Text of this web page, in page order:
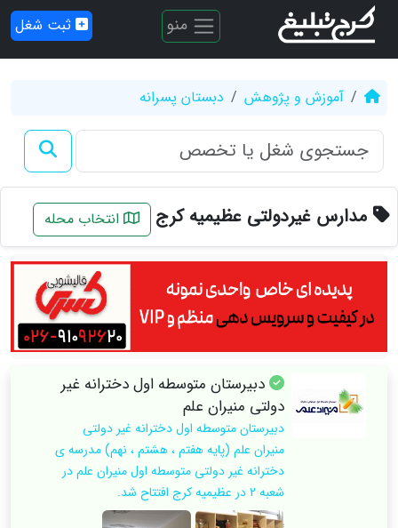
منو ثبت شغل
آموزش و پژوهش دبستان پسرانه
مدارس غیردولتی عظیمیه کرج انتخاب محله
دبیرستان متوسطه اول دخترانه غیر
دولتی منیران علم
دبیرستان متوسطه اول دخترانه غیر دولتی
منیران علم (پایه هفتم ، هشتم ، نهم) مدرسه ی
دخترانه غیر دولتی متوسطه اول منیران علم در
شعبه 2 در عظیمیه کرج افتتاح شد.